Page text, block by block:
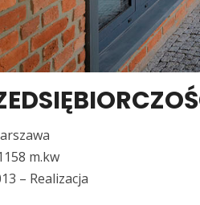
m.kw
– Realizacja